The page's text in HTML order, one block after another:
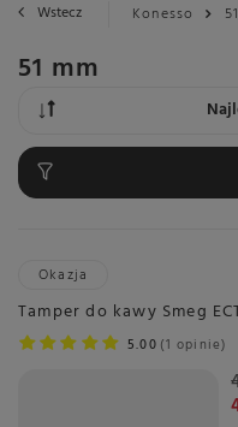
Wstecz Konesso
51 mm
Okazja
Tamper do kawy Smeg
5.00 1 opinie